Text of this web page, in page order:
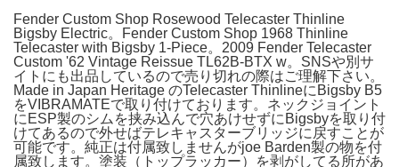
Fender Custom Shop Rosewood Telecaster Thinline
Bigsby Electric。Fender Custom Shop 1968 Thinline
Telecaster with Bigsby 1-Piece。2009 Fender Telecaster
Custom '62 Vintage Reissue TL62B-BTX w。SNSや別サ
イトにも出品しているので売り切れの際はご理解下さい。
Made in Japan Heritage のTelecaster ThinlineにBigsby B5
をVIBRAMATEで取り付けております。ネックジョイント
にESP製のシムを挟み込んで穴あけせずにBigsbyを取り付
けてあるので外せばテレキャスターブリッジに戻すことが
可能です。純正は付属致しませんがjoe Barden製の物を付
属致します。塗装（トップラッカー）を剥がしてる所があ